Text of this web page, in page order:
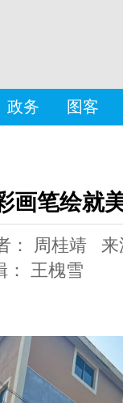
政务 图客
画笔绘就
： 周桂靖 来
： 王槐雪